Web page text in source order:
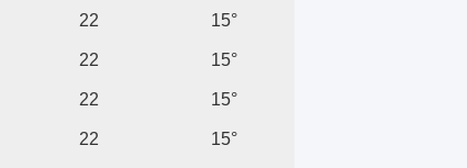
22 15°
22 15°
22 15°
22 15°